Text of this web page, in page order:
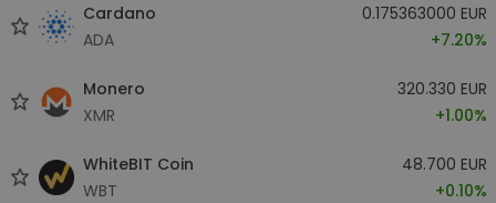
Cardano
ADA
0.175363000 EUR
+7.20%
Monero
XMR
320.330 EUR
+1.00%
WhiteBIT Coin
WBT
48.700 EUR
+0.10%